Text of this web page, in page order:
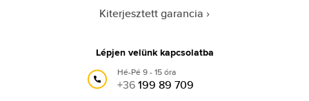
Kiterjesztett garancia
Lépjen velünk kapcsolatba
Hé-Pé 9 - 15 óra
+36199 89 709